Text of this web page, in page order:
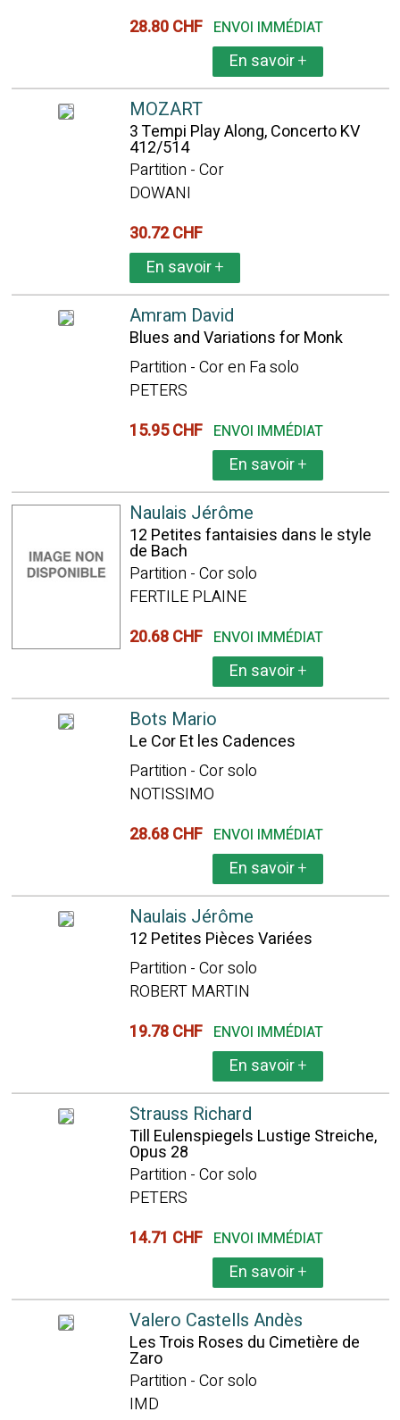
28.80 CHF ENVOI IMMÉDIAT
En savoir+
MOZART
3 Tempi Play Along, Concerto KV
412/514
Partition - Cor
DOWANI
30.72 CHF
En savoir+
Amram David
Blues and Variations for Monk
Partition - Cor en Fa solo
PETERS
15.95 CHF ENVOI IMMÉDIAT
En savoir+
Naulais Jérôme
12 Petites fantaisies dans le style
de Bach
Partition - Cor solo
FERTILE PLAINE
20.68 CHF ENVOI IMMÉDIAT
En savoir+
Bots Mario
Le Cor Et les Cadences
Partition - Cor solo
NOTISSIMO
28.68 CHF ENVOI IMMÉDIAT
En savoir+
Naulais Jérôme
12 Petites Pièces Variées
Partition - Cor solo
ROBERT MARTIN
19.78 CHF ENVOI IMMÉDIAT
En savoir+
Strauss Richard
Till Eulenspiegels Lustige Streiche,
Opus 28
Partition - Cor solo
PETERS
14.71 CHF ENVOI IMMÉDIAT
En savoir+
Valero Castells Andès
Les Trois Roses du Cimetière de
Zaro
Partition - Cor solo
IMD